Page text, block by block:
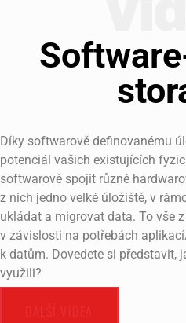
Díky softwarově definovanému
potenciál vašich existujících
softwarově spojit různé
z nich jedno velké úložiště, v
ukládat a migrovat data. To vše
v závislosti na potřebách
k datům. Dovedete si představit,
využili?
DALŠÍ VIDEA